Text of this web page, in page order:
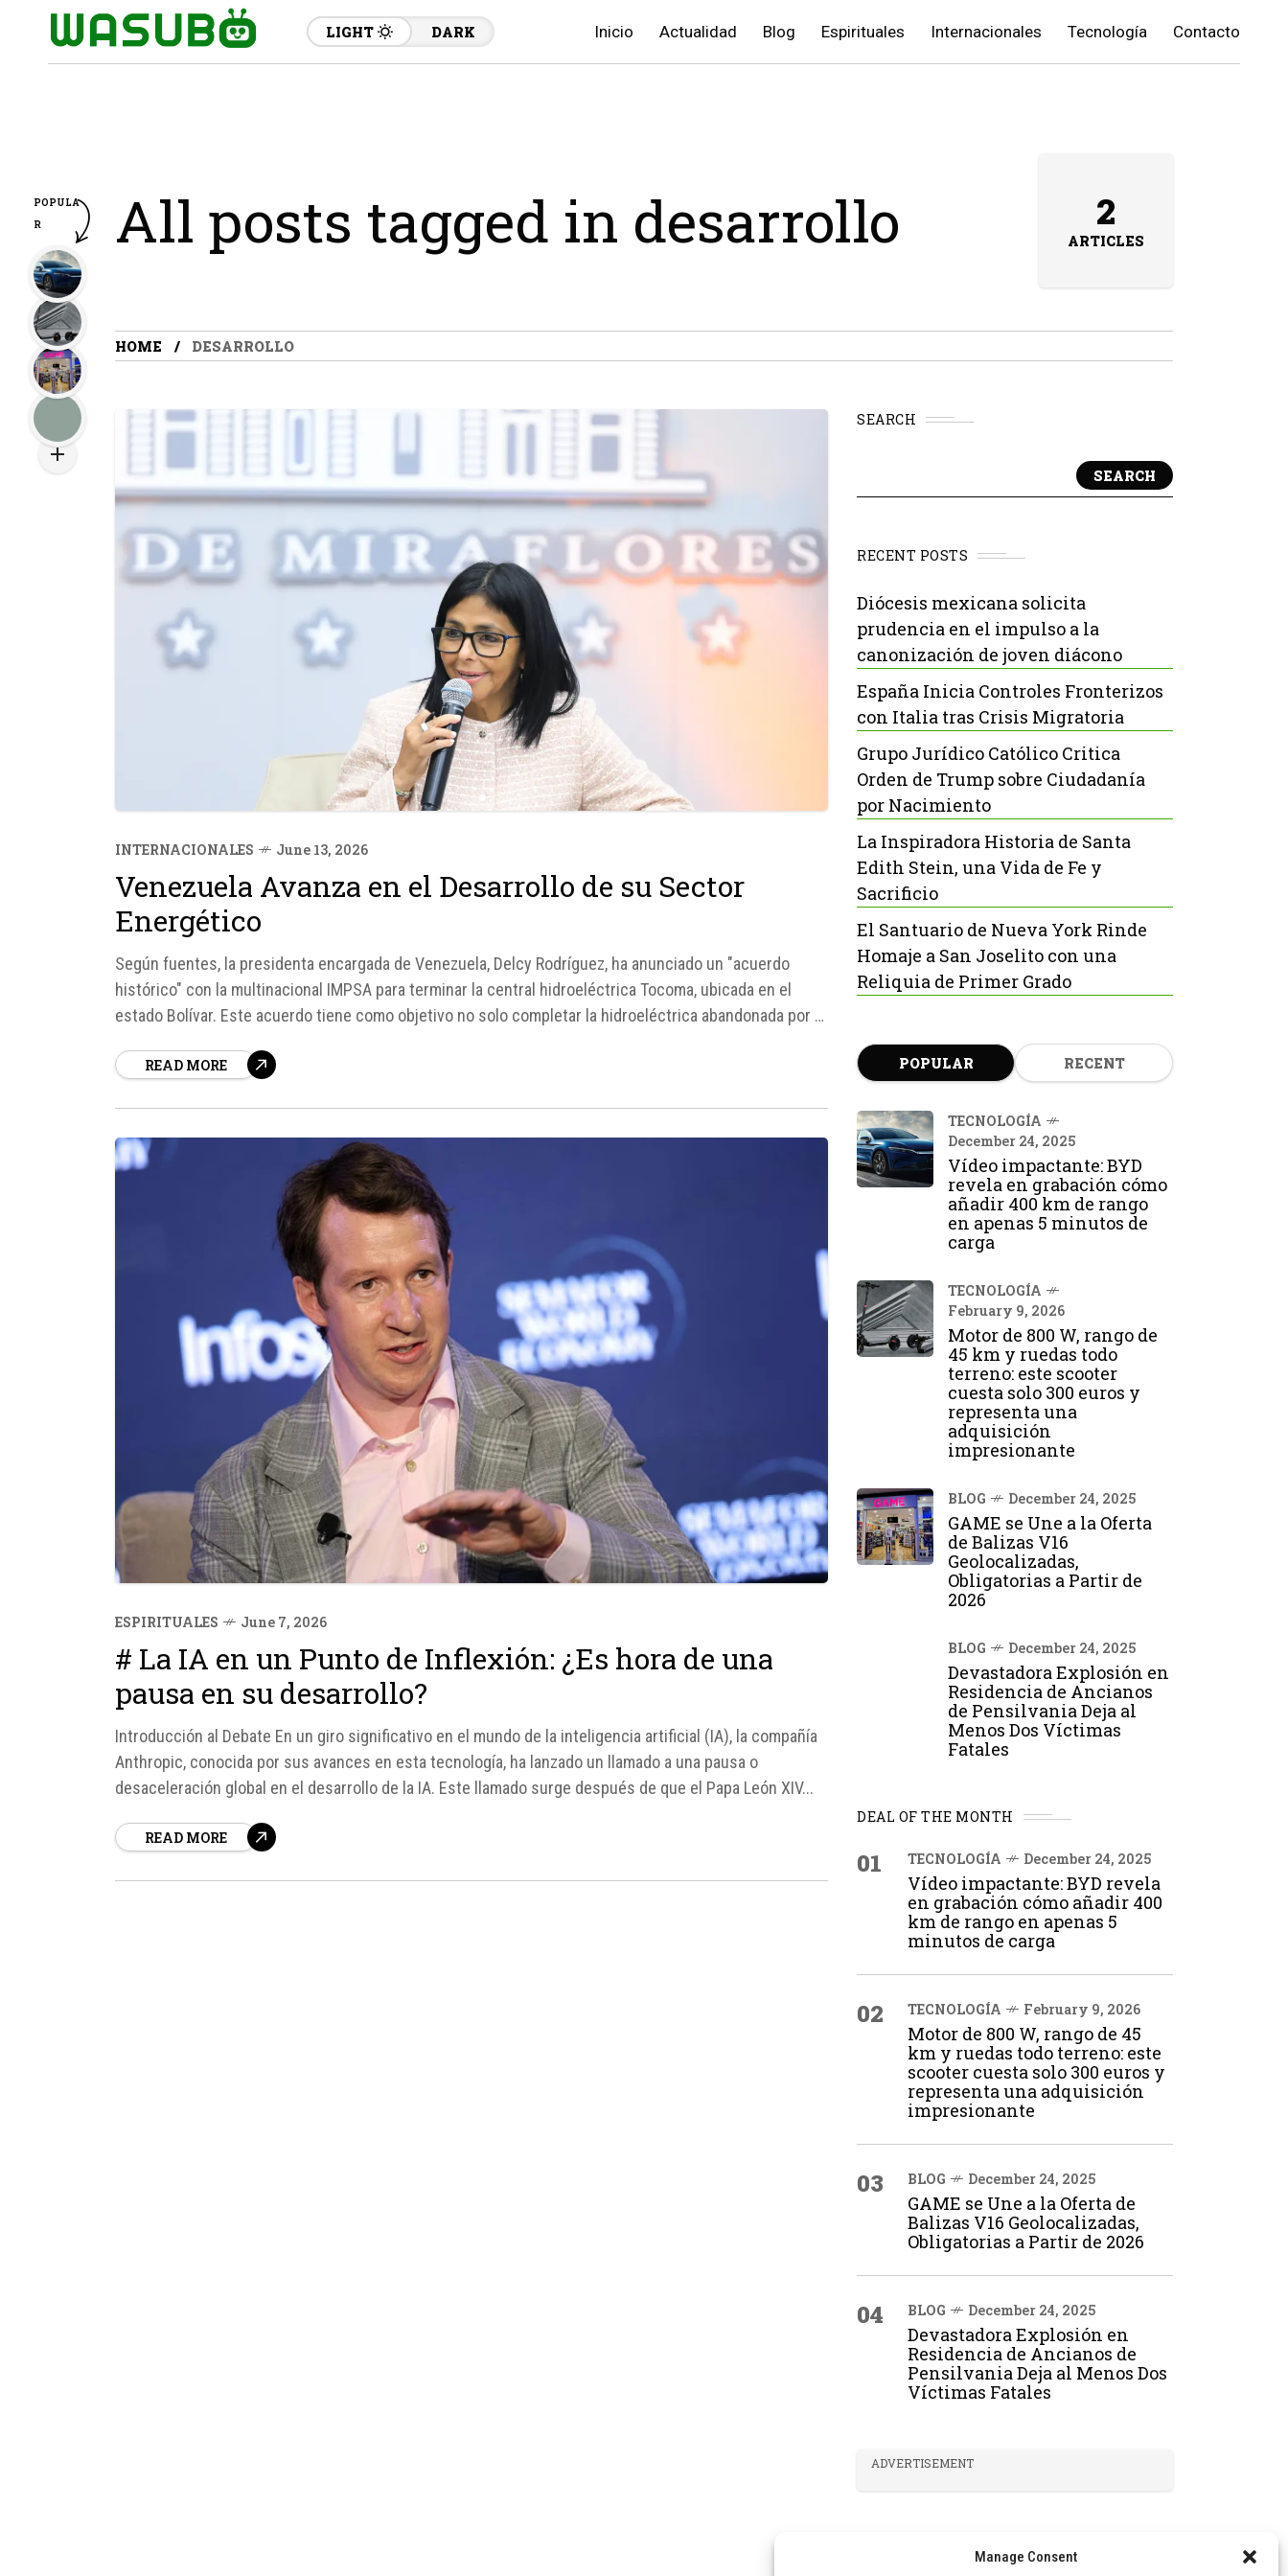
Manage Consent
LIGHT DARK Inicio Actualidad Blog Espirituales Internacionales Tecnología Contacto
All posts tagged in desarrollo 2
ARTICLES
HOME DESARROLLO
INTERNACIONALES June 13, 2026
Venezuela Avanza en el Desarrollo de su Sector
Energético
Según fuentes, la presidenta encargada de Venezuela, Delcy Rodríguez, ha anunciado un "acuerdo
histórico" con la multinacional IMPSA para terminar la central hidroeléctrica Tocoma, ubicada en el
estado Bolívar. Este acuerdo tiene como objetivo no solo completar la hidroeléctrica abandonada por el
READ MORE
ESPIRITUALES June 7, 2026
# La IA en un Punto de Inflexión: ¿Es hora de una
pausa en su desarrollo?
Introducción al Debate En un giro significativo en el mundo de la inteligencia artificial (IA), la compañía
Anthropic, conocida por sus avances en esta tecnología, ha lanzado un llamado a una pausa o
desaceleración global en el desarrollo de la IA. Este llamado surge después de que el Papa León XIV...
READ MORE
SEARCH
SEARCH
RECENT POSTS
Diócesis mexicana solicita
prudencia en el impulso a la
canonización de joven diácono
España Inicia Controles Fronterizos
con Italia tras Crisis Migratoria
Grupo Jurídico Católico Critica
Orden de Trump sobre Ciudadanía
por Nacimiento
La Inspiradora Historia de Santa
Edith Stein, una Vida de Fe y
Sacrificio
El Santuario de Nueva York Rinde
Homaje a San Joselito con una
Reliquia de Primer Grado
POPULAR RECENT
TECNOLOGÍA
December 24, 2025
Vídeo impactante: BYD
revela en grabación cómo
añadir 400 km de rango
en apenas 5 minutos de
carga
TECNOLOGÍA
February 9, 2026
Motor de 800 W, rango de
45 km y ruedas todo
terreno: este scooter
cuesta solo 300 euros y
representa una
adquisición
impresionante
BLOG December 24, 2025
GAME se Une a la Oferta
de Balizas V16
Geolocalizadas,
Obligatorias a Partir de
2026
BLOG December 24, 2025
Devastadora Explosión en
Residencia de Ancianos
de Pensilvania Deja al
Menos Dos Víctimas
Fatales
DEAL OF THE MONTH
01 TECNOLOGÍA December 24, 2025
Vídeo impactante: BYD revela
en grabación cómo añadir 400
km de rango en apenas 5
minutos de carga
02 TECNOLOGÍA February 9, 2026
Motor de 800 W, rango de 45
km y ruedas todo terreno: este
scooter cuesta solo 300 euros y
representa una adquisición
impresionante
03 BLOG December 24, 2025
GAME se Une a la Oferta de
Balizas V16 Geolocalizadas,
Obligatorias a Partir de 2026
04 BLOG December 24, 2025
Devastadora Explosión en
Residencia de Ancianos de
Pensilvania Deja al Menos Dos
Víctimas Fatales
ADVERTISEMENT
POPULA
R